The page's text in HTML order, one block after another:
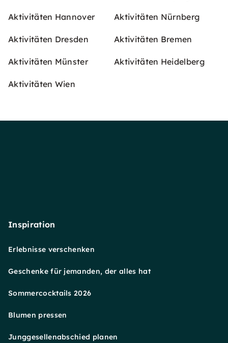
Aktivitäten Hannover Aktivitäten Nürnberg
Aktivitäten Dresden Aktivitäten Bremen
Aktivitäten Münster Aktivitäten Heidelberg
Aktivitäten Wien
Inspiration
Erlebnisse verschenken
Geschenke für jemanden, der alles hat
Sommercocktails 2026
Blumen pressen
Junggesellenabschied planen